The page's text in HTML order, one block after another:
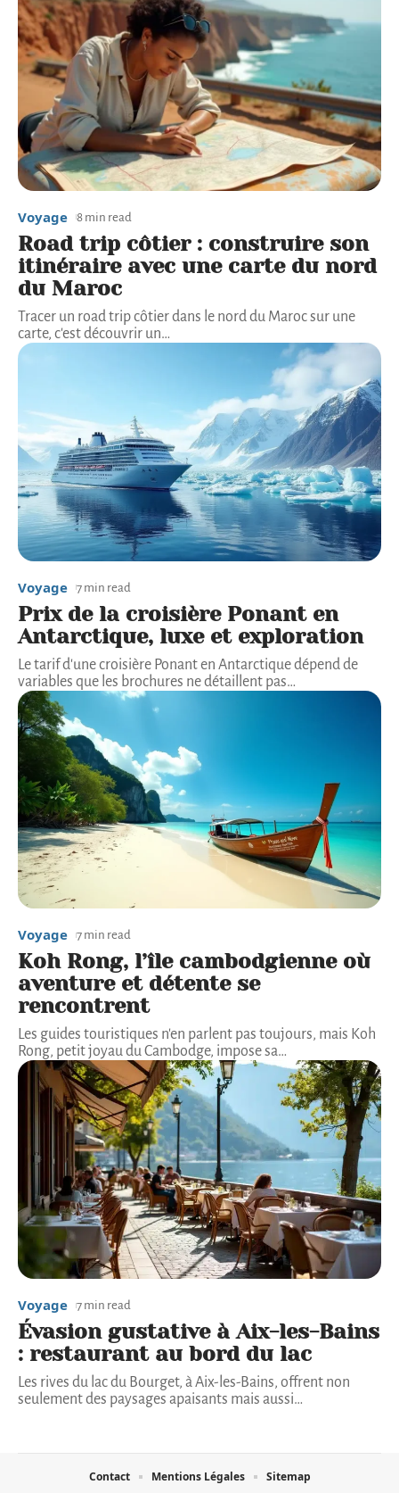
Voyage 8 min read
Road trip côtier : construire son
itinéraire avec une carte du nord
du Maroc
Tracer un road trip côtier dans le nord du Maroc sur une
carte, c'est découvrir un…
Voyage 7 min read
Prix de la croisière Ponant en
Antarctique, luxe et exploration
Le tarif d'une croisière Ponant en Antarctique dépend de
variables que les brochures ne détaillent pas…
Voyage 7 min read
Koh Rong, l’île cambodgienne où
aventure et détente se
rencontrent
Les guides touristiques n'en parlent pas toujours, mais Koh
Rong, petit joyau du Cambodge, impose sa…
Voyage 7 min read
Évasion gustative à Aix-les-Bains
: restaurant au bord du lac
Les rives du lac du Bourget, à Aix-les-Bains, offrent non
seulement des paysages apaisants mais aussi…
Contact Mentions Légales Sitemap